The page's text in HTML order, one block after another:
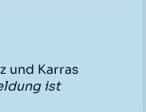
und Karras
ist